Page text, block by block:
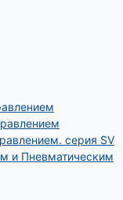
серия SV
и Пневматическим